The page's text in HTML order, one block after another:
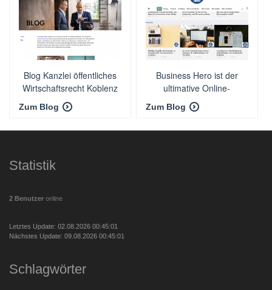
Blog Kanzlei öffentliches
Wirtschaftsrecht Koblenz
Zum Blog
Business Hero ist der
ultimative Online-
Ratgeber für Gründer und
Selbstständige.
Zum Blog
Statistik
2 Benutzer online
Letztes Update: 02.08.2026 00:45:01
Nächstes Update: 09.08.2026 00:45:01
Schlagwörter